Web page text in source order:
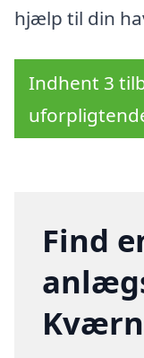
hjælp til din
Indhent 3
Find